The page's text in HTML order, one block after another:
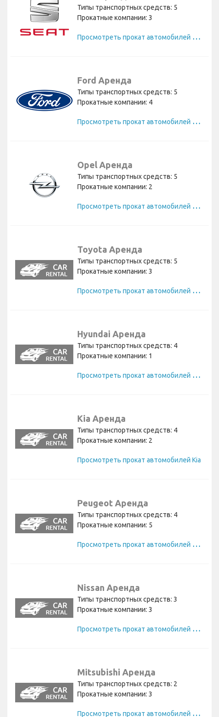
Типы транспортных средств: 5
Прокатные компании: 3
П
росмотреть прокат автомобилей Seat
Ford Аренда
Типы транспортных средств: 5
Прокатные компании: 4
П
росмотреть прокат автомобилей Ford
Opel Аренда
Типы транспортных средств: 5
Прокатные компании: 2
П
росмотреть прокат автомобилей Opel
Toyota Аренда
Типы транспортных средств: 5
Прокатные компании: 3
П
росмотреть прокат автомобилей Toyota
Hyundai Аренда
Типы транспортных средств: 4
Прокатные компании: 1
П
росмотреть прокат автомобилей Hyundai
Kia Аренда
Типы транспортных средств: 4
Прокатные компании: 2
Просмотреть прокат автомобилей Kia
Peugeot Аренда
Типы транспортных средств: 4
Прокатные компании: 5
П
росмотреть прокат автомобилей Peugeot
Nissan Аренда
Типы транспортных средств: 3
Прокатные компании: 3
П
росмотреть прокат автомобилей Nissan
Mitsubishi Аренда
Типы транспортных средств: 2
Прокатные компании: 3
П
росмотреть прокат автомобилей Mitsubishi